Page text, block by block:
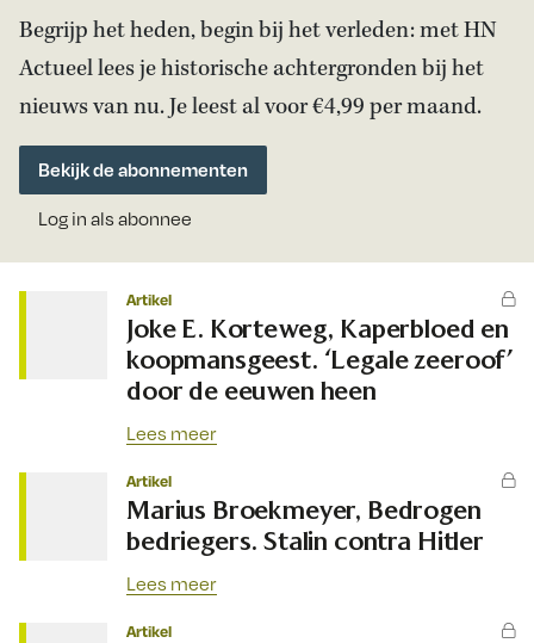
Begrijp het heden, begin bij het verleden: met HN
Actueel lees je historische achtergronden bij het
nieuws van nu. Je leest al voor €4,99 per maand.
Bekijk de abonnementen
Log in als abonnee
Artikel
Joke E. Korteweg, Kaperbloed en
koopmansgeest. ‘Legale zeeroof’
door de eeuwen heen
Lees meer
Artikel
Marius Broekmeyer, Bedrogen
bedriegers. Stalin contra Hitler
Lees meer
Artikel